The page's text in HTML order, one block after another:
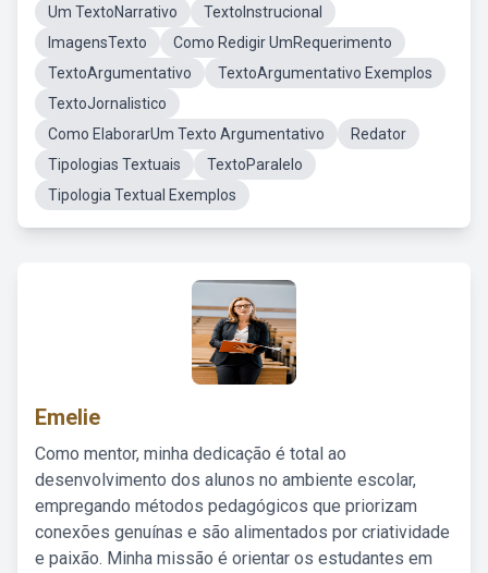
Um TextoNarrativo
TextoInstrucional
ImagensTexto
Como Redigir UmRequerimento
TextoArgumentativo
TextoArgumentativo Exemplos
TextoJornalistico
Como ElaborarUm Texto Argumentativo
Redator
Tipologias Textuais
TextoParalelo
Tipologia Textual Exemplos
Emelie
Como mentor, minha dedicação é total ao
desenvolvimento dos alunos no ambiente escolar,
empregando métodos pedagógicos que priorizam
conexões genuínas e são alimentados por criatividade
e paixão. Minha missão é orientar os estudantes em